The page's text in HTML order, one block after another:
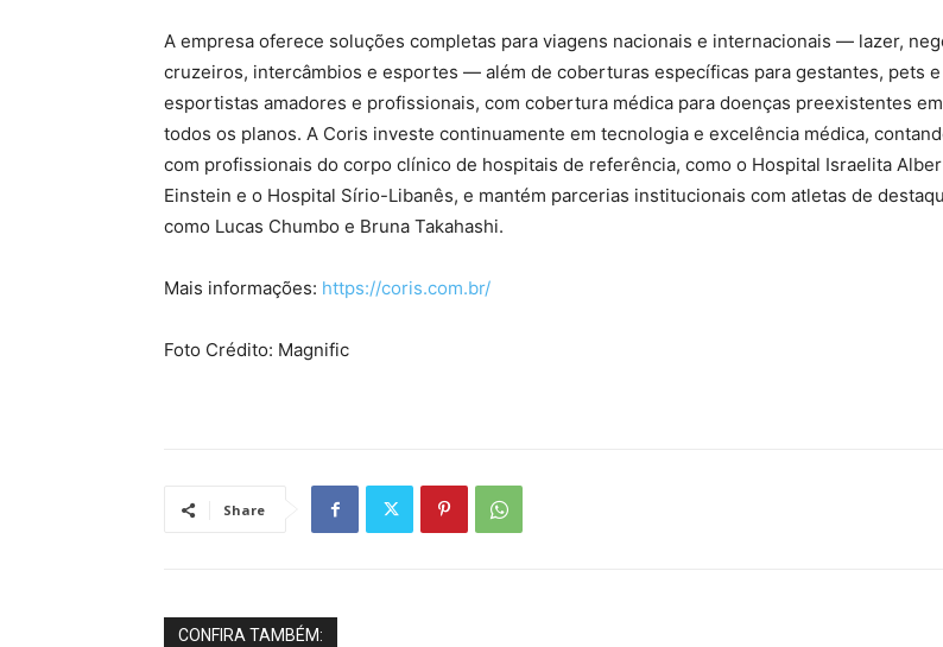
A empresa oferece soluções completas para viagens nacionais e internacionais — lazer,
cruzeiros, intercâmbios e esportes — além de coberturas específicas para gestantes, pets e
esportistas amadores e profissionais, com cobertura médica para doenças preexistentes em
todos os planos. A Coris investe continuamente em tecnologia e excelência médica,
com profissionais do corpo clínico de hospitais de referência, como o Hospital Israelita
Einstein e o Hospital Sírio-Libanês, e mantém parcerias institucionais com atletas de
como Lucas Chumbo e Bruna Takahashi.
Mais informações: https://coris.com.br/
Foto Crédito: Magnific
Share
CONFIRA TAMBÉM: